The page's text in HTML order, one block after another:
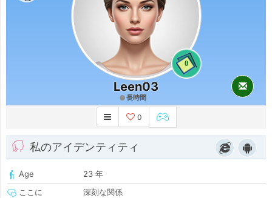
0
Leen03
長時間
0
私のアイデンティティ
Age
23 年
ここに
深刻な関係